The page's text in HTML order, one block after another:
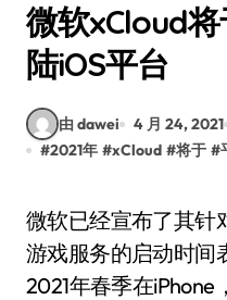
微软xCloud
陆iOS平台
由 dawei 4 月 24, 2021
#2021年 #xCloud #将于 #
微软已经宣布了其针对iOS和Windows的xCloud
游戏服务的启动时间
2021年春季在iPhone